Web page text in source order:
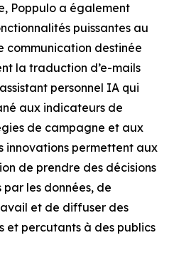
Poppulo a également
puissantes au
communication destinée
la traduction d’e-mails
personnel IA qui
aux indicateurs de
de campagne et aux
innovations permettent aux
de prendre des décisions
les données, de
et de diffuser des
et percutants à des publics